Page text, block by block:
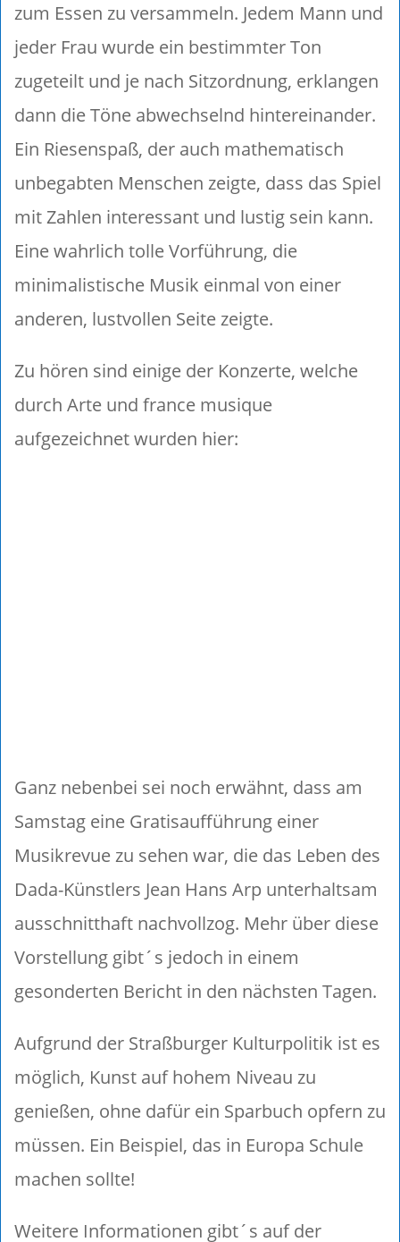
zum Essen zu versammeln. Jedem Mann und
jeder Frau wurde ein bestimmter Ton
zugeteilt und je nach Sitzordnung, erklangen
dann die Töne abwechselnd hintereinander.
Ein Riesenspaß, der auch mathematisch
unbegabten Menschen zeigte, dass das Spiel
mit Zahlen interessant und lustig sein kann.
Eine wahrlich tolle Vorführung, die
minimalistische Musik einmal von einer
anderen, lustvollen Seite zeigte.
Zu hören sind einige der Konzerte, welche
durch Arte und france musique
aufgezeichnet wurden hier:
Ganz nebenbei sei noch erwähnt, dass am
Samstag eine Gratisaufführung einer
Musikrevue zu sehen war, die das Leben des
Dada-Künstlers Jean Hans Arp unterhaltsam
ausschnitthaft nachvollzog. Mehr über diese
Vorstellung gibt´s jedoch in einem
gesonderten Bericht in den nächsten Tagen.
Aufgrund der Straßburger Kulturpolitik ist es
möglich, Kunst auf hohem Niveau zu
genießen, ohne dafür ein Sparbuch opfern zu
müssen. Ein Beispiel, das in Europa Schule
machen sollte!
Weitere Informationen gibt´s auf der